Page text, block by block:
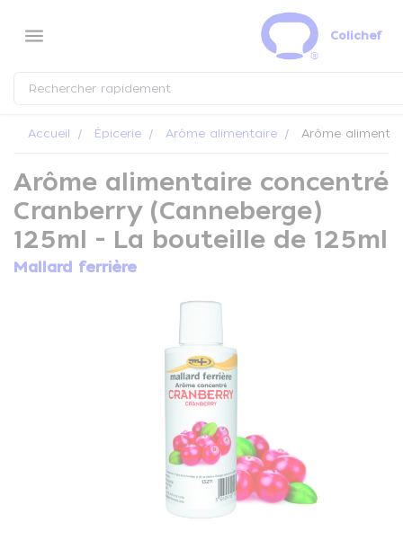
menu Colichef
Accueil Épicerie Arôme alimentaire Arôme
Arôme alimentaire concentré
Cranberry (Canneberge)
125ml - La bouteille de 125ml
Mallard ferrière